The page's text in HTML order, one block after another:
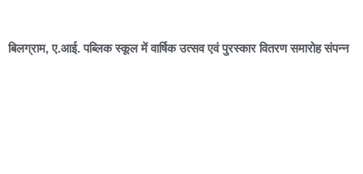
बिलग्राम, ए.आई. पब्लिक स्कूल में वार्षिक उत्सव एवं पुरस्कार वितरण समारोह संपन्न